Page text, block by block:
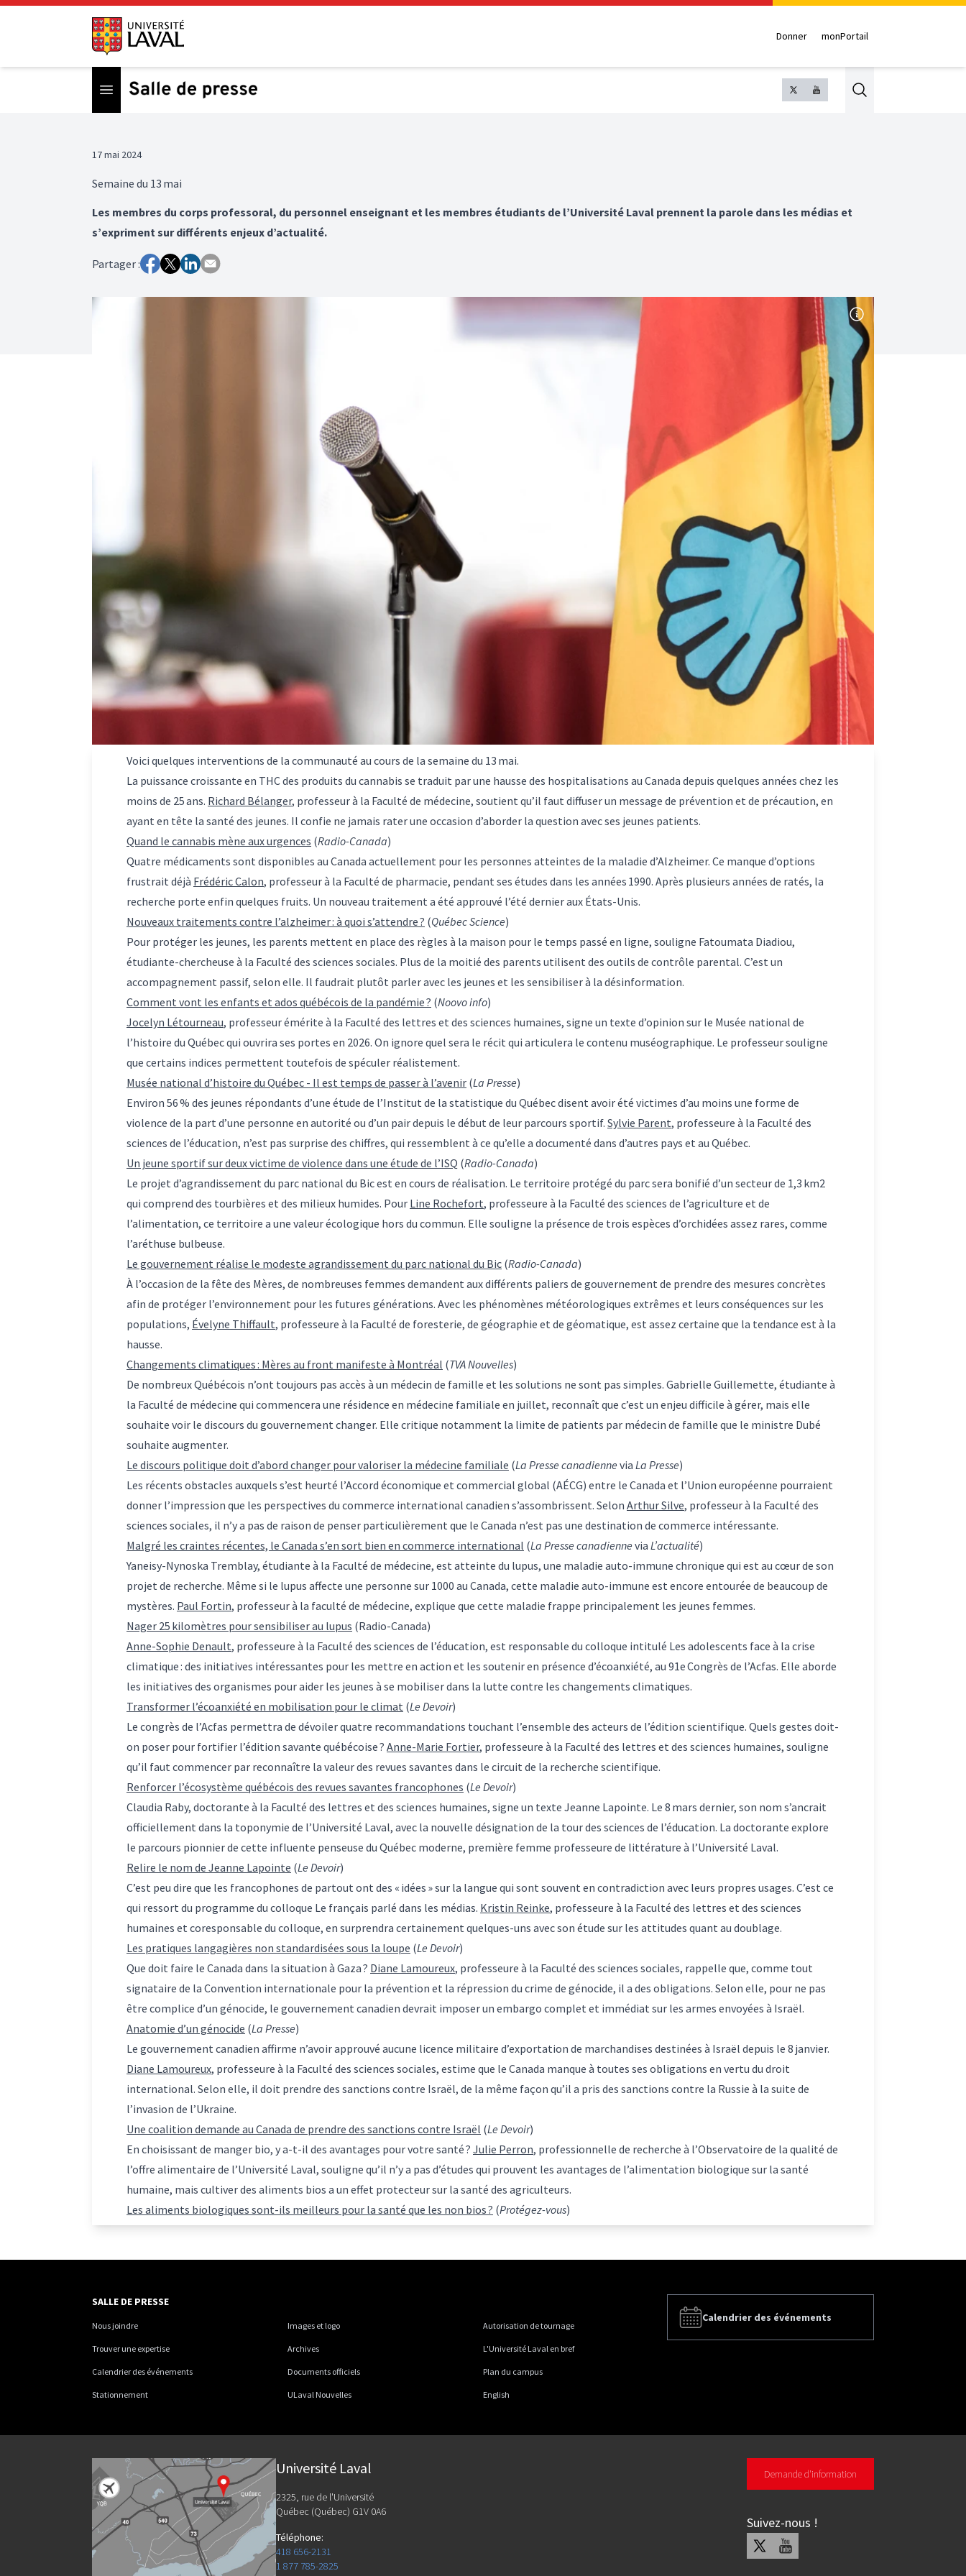
Donner monPortail
Open menu Search
17 mai 2024
Semaine du 13 mai
Les membres du corps professoral, du personnel enseignant et les membres étudiants de l’Université Laval prennent la parole dans les médias et
s’expriment sur différents enjeux d’actualité.
Partager :
Voici quelques interventions de la communauté au cours de la semaine du 13 mai.
La puissance croissante en THC des produits du cannabis se traduit par une hausse des hospitalisations au Canada depuis quelques années chez les
moins de 25 ans. Richard Bélanger, professeur à la Faculté de médecine, soutient qu’il faut diffuser un message de prévention et de précaution, en
ayant en tête la santé des jeunes. Il confie ne jamais rater une occasion d’aborder la question avec ses jeunes patients.
Quand le cannabis mène aux urgences (Radio-Canada)
Quatre médicaments sont disponibles au Canada actuellement pour les personnes atteintes de la maladie d’Alzheimer. Ce manque d’options
frustrait déjà Frédéric Calon, professeur à la Faculté de pharmacie, pendant ses études dans les années 1990. Après plusieurs années de ratés, la
recherche porte enfin quelques fruits. Un nouveau traitement a été approuvé l’été dernier aux États-Unis.
Nouveaux traitements contre l’alzheimer : à quoi s’attendre ? (Québec Science)
Pour protéger les jeunes, les parents mettent en place des règles à la maison pour le temps passé en ligne, souligne Fatoumata Diadiou,
étudiante-chercheuse à la Faculté des sciences sociales. Plus de la moitié des parents utilisent des outils de contrôle parental. C’est un
accompagnement passif, selon elle. Il faudrait plutôt parler avec les jeunes et les sensibiliser à la désinformation.
Comment vont les enfants et ados québécois de la pandémie ? (Noovo info)
Jocelyn Létourneau, professeur émérite à la Faculté des lettres et des sciences humaines, signe un texte d’opinion sur le Musée national de
l’histoire du Québec qui ouvrira ses portes en 2026. On ignore quel sera le récit qui articulera le contenu muséographique. Le professeur souligne
que certains indices permettent toutefois de spéculer réalistement.
Musée national d’histoire du Québec - Il est temps de passer à l’avenir (La Presse)
Environ 56 % des jeunes répondants d’une étude de l’Institut de la statistique du Québec disent avoir été victimes d’au moins une forme de
violence de la part d’une personne en autorité ou d’un pair depuis le début de leur parcours sportif. Sylvie Parent, professeure à la Faculté des
sciences de l’éducation, n’est pas surprise des chiffres, qui ressemblent à ce qu’elle a documenté dans d’autres pays et au Québec.
Un jeune sportif sur deux victime de violence dans une étude de l’ISQ (Radio-Canada)
Le projet d’agrandissement du parc national du Bic est en cours de réalisation. Le territoire protégé du parc sera bonifié d’un secteur de 1,3 km2
qui comprend des tourbières et des milieux humides. Pour Line Rochefort, professeure à la Faculté des sciences de l’agriculture et de
l’alimentation, ce territoire a une valeur écologique hors du commun. Elle souligne la présence de trois espèces d’orchidées assez rares, comme
l’aréthuse bulbeuse.
Le gouvernement réalise le modeste agrandissement du parc national du Bic (Radio-Canada)
À l’occasion de la fête des Mères, de nombreuses femmes demandent aux différents paliers de gouvernement de prendre des mesures concrètes
afin de protéger l’environnement pour les futures générations. Avec les phénomènes météorologiques extrêmes et leurs conséquences sur les
populations, Évelyne Thiffault, professeure à la Faculté de foresterie, de géographie et de géomatique, est assez certaine que la tendance est à la
hausse.
Changements climatiques : Mères au front manifeste à Montréal (TVA Nouvelles)
De nombreux Québécois n’ont toujours pas accès à un médecin de famille et les solutions ne sont pas simples. Gabrielle Guillemette, étudiante à
la Faculté de médecine qui commencera une résidence en médecine familiale en juillet, reconnaît que c’est un enjeu difficile à gérer, mais elle
souhaite voir le discours du gouvernement changer. Elle critique notamment la limite de patients par médecin de famille que le ministre Dubé
souhaite augmenter.
Le discours politique doit d’abord changer pour valoriser la médecine familiale (La Presse canadienne via La Presse)
Les récents obstacles auxquels s’est heurté l’Accord économique et commercial global (AÉCG) entre le Canada et l’Union européenne pourraient
donner l’impression que les perspectives du commerce international canadien s’assombrissent. Selon Arthur Silve, professeur à la Faculté des
sciences sociales, il n’y a pas de raison de penser particulièrement que le Canada n’est pas une destination de commerce intéressante.
Malgré les craintes récentes, le Canada s’en sort bien en commerce international (La Presse canadienne via L’actualité)
Yaneisy-Nynoska Tremblay, étudiante à la Faculté de médecine, est atteinte du lupus, une maladie auto-immune chronique qui est au cœur de son
projet de recherche. Même si le lupus affecte une personne sur 1000 au Canada, cette maladie auto-immune est encore entourée de beaucoup de
mystères. Paul Fortin, professeur à la faculté de médecine, explique que cette maladie frappe principalement les jeunes femmes.
Nager 25 kilomètres pour sensibiliser au lupus (Radio-Canada)
Anne-Sophie Denault, professeure à la Faculté des sciences de l’éducation, est responsable du colloque intitulé Les adolescents face à la crise
climatique : des initiatives intéressantes pour les mettre en action et les soutenir en présence d’écoanxiété, au 91e Congrès de l’Acfas. Elle aborde
les initiatives des organismes pour aider les jeunes à se mobiliser dans la lutte contre les changements climatiques.
Transformer l’écoanxiété en mobilisation pour le climat (Le Devoir)
Le congrès de l’Acfas permettra de dévoiler quatre recommandations touchant l’ensemble des acteurs de l’édition scientifique. Quels gestes doit-
on poser pour fortifier l’édition savante québécoise ? Anne-Marie Fortier, professeure à la Faculté des lettres et des sciences humaines, souligne
qu’il faut commencer par reconnaître la valeur des revues savantes dans le circuit de la recherche scientifique.
Renforcer l’écosystème québécois des revues savantes francophones (Le Devoir)
Claudia Raby, doctorante à la Faculté des lettres et des sciences humaines, signe un texte Jeanne Lapointe. Le 8 mars dernier, son nom s’ancrait
officiellement dans la toponymie de l’Université Laval, avec la nouvelle désignation de la tour des sciences de l’éducation. La doctorante explore
le parcours pionnier de cette influente penseuse du Québec moderne, première femme professeure de littérature à l’Université Laval.
Relire le nom de Jeanne Lapointe (Le Devoir)
C’est peu dire que les francophones de partout ont des « idées » sur la langue qui sont souvent en contradiction avec leurs propres usages. C’est ce
qui ressort du programme du colloque Le français parlé dans les médias. Kristin Reinke, professeure à la Faculté des lettres et des sciences
humaines et coresponsable du colloque, en surprendra certainement quelques-uns avec son étude sur les attitudes quant au doublage.
Les pratiques langagières non standardisées sous la loupe (Le Devoir)
Que doit faire le Canada dans la situation à Gaza ? Diane Lamoureux, professeure à la Faculté des sciences sociales, rappelle que, comme tout
signataire de la Convention internationale pour la prévention et la répression du crime de génocide, il a des obligations. Selon elle, pour ne pas
être complice d’un génocide, le gouvernement canadien devrait imposer un embargo complet et immédiat sur les armes envoyées à Israël.
Anatomie d’un génocide (La Presse)
Le gouvernement canadien affirme n’avoir approuvé aucune licence militaire d’exportation de marchandises destinées à Israël depuis le 8 janvier.
Diane Lamoureux, professeure à la Faculté des sciences sociales, estime que le Canada manque à toutes ses obligations en vertu du droit
international. Selon elle, il doit prendre des sanctions contre Israël, de la même façon qu’il a pris des sanctions contre la Russie à la suite de
l’invasion de l’Ukraine.
Une coalition demande au Canada de prendre des sanctions contre Israël (Le Devoir)
En choisissant de manger bio, y a-t-il des avantages pour votre santé ? Julie Perron, professionnelle de recherche à l’Observatoire de la qualité de
l’offre alimentaire de l’Université Laval, souligne qu’il n’y a pas d’études qui prouvent les avantages de l’alimentation biologique sur la santé
humaine, mais cultiver des aliments bios a un effet protecteur sur la santé des agriculteurs.
Les aliments biologiques sont-ils meilleurs pour la santé que les non bios ? (Protégez-vous)
Calendrier des événements
SALLE DE PRESSE
Nous joindre Images et logo Autorisation de tournage
Trouver une expertise Archives L'Université Laval en bref
Calendrier des événements Documents officiels Plan du campus
Stationnement ULaval Nouvelles English
Université Laval
2325, rue de l'Université
Québec (Québec) G1V 0A6
Téléphone:
418 656-2131
1 877 785-2825
Demande d'information
Suivez-nous !
Youtube